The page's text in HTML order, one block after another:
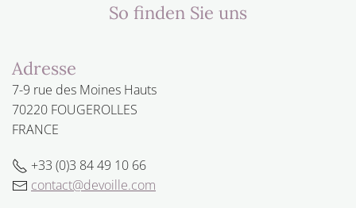
So finden Sie uns
Adresse
7-9 rue des Moines Hauts
70220 FOUGEROLLES
FRANCE
+33 (0)3 84 49 10 66
contact@devoille.com